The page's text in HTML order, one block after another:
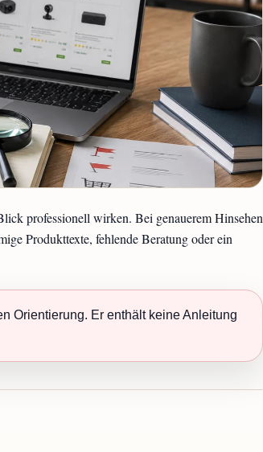
professionell wirken. Bei genauerem Hinsehen
Produkttexte, fehlende Beratung oder ein
Orientierung. Er enthält keine Anleitung